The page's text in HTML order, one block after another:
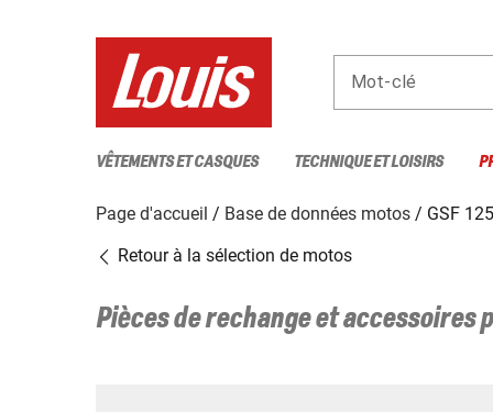
Mot-clé
VÊTEMENTS ET CASQUES TECHNIQUE ET LOISIRS
Page d'accueil Base de données motos
GSF
Retour à la sélection de motos
Pièces de rechange et accessoires